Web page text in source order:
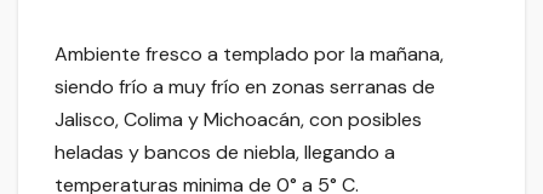
Ambiente fresco a templado por la mañana,
siendo frío a muy frío en zonas serranas de
Jalisco, Colima y Michoacán, con posibles
heladas y bancos de niebla, llegando a
temperaturas minima de 0° a 5° C.